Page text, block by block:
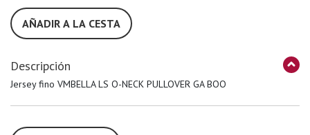
AÑADIR A LA CESTA
Descripción
Jersey fino VMBELLA LS O-NECK PULLOVER GA BOO